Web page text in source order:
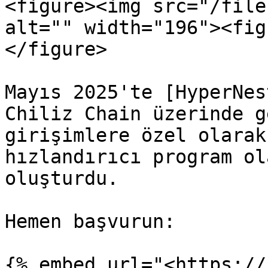
<figure><img src="/files/
alt=""
</figure>
Mayıs 2025'te
Chiliz Chain üzerinde
girişimlere özel olarak
hızlandırıcı program
oluşturdu.
Hemen başvurun: